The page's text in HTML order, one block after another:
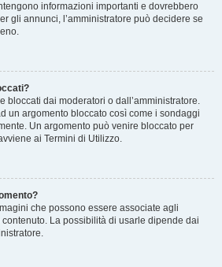
informazioni importanti e dovrebbero
gli annunci, l’amministratore può decidere se
bloccati dai moderatori o dall’amministratore.
un argomento bloccato così come i sondaggi
Un argomento può venire bloccato per
ai Termini di Utilizzo.
che possono essere associate agli
La possibilità di usarle dipende dai